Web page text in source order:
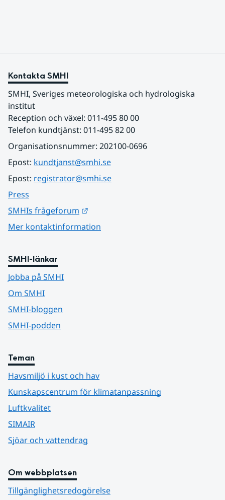
Kontakta SMHI
SMHI, Sveriges meteorologiska och hydrologiska
institut
Reception och växel: 011-495 80 00
Telefon kundtjänst: 011-495 82 00
Organisationsnummer: 202100-0696
Epost: kundtjanst@smhi.se
Epost: registrator@smhi.se
Press
SMHIs frågeforum
Mer kontaktinformation
SMHI-länkar
Jobba på SMHI
Om SMHI
SMHI-bloggen
SMHI-podden
Teman
Havsmiljö i kust och hav
Kunskapscentrum för klimatanpassning
Luftkvalitet
SIMAIR
Sjöar och vattendrag
Om webbplatsen
Tillgänglighetsredogörelse